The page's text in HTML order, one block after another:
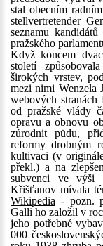
stal obecním
stellvertretender
seznamu
pražského
Když koncem
století
širokých vrstev,
mezi nimi Wenzela
webových
od pražské vlády
opravu a obnovu
zúrodnit půdu,
reformy drobným
kultivaci (v
překl.) a na
subvenci ve výši
Křišťanov mívala
Wikipedia - pozn.
Galli ho založil v
jeho potřebné
000